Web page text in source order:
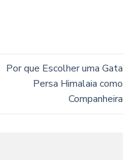
Por que Escolher uma Gata
Persa Himalaia como
Companheira